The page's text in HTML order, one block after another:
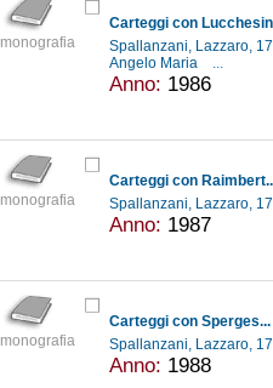
monografia
Carteggi con
Spallanzani, Lazzaro,
Angelo Maria
...
Anno: 1986
monografia
Carteggi con
Spallanzani, Lazzaro,
Anno: 1987
monografia
Carteggi con
Spallanzani, Lazzaro,
Anno: 1988